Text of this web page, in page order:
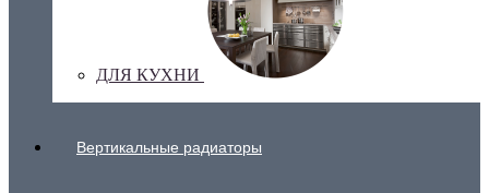
ДЛЯ КУХНИ
Вертикальные радиаторы